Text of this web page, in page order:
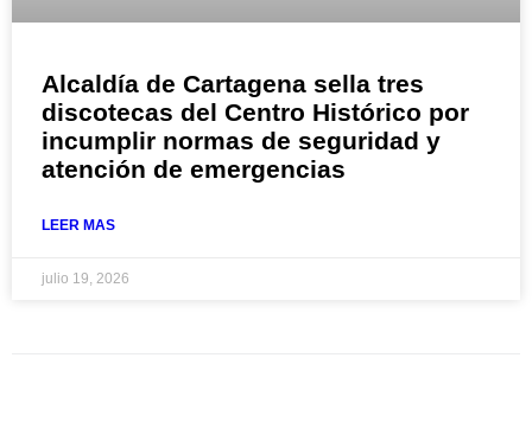
Alcaldía de Cartagena sella tres
discotecas del Centro Histórico por
incumplir normas de seguridad y
atención de emergencias
LEER MAS
julio 19, 2026